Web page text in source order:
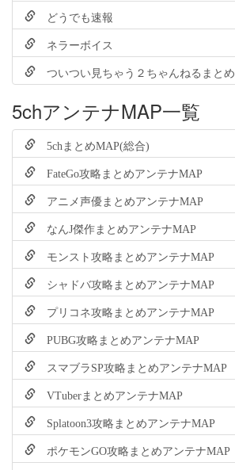
どうでも速報
ネラーボイス
ついつい見ちゃう２ちゃんねるまとめ
5chアンテナMAP一覧
5chまとめMAP(総合)
FateGo攻略まとめアンテナMAP
アニメ声優まとめアンテナMAP
なんJ傑作まとめアンテナMAP
モンスト攻略まとめアンテナMAP
シャドバ攻略まとめアンテナMAP
プリコネ攻略まとめアンテナMAP
PUBG攻略まとめアンテナMAP
スマブラSP攻略まとめアンテナMAP
VTuberまとめアンテナMAP
Splatoon3攻略まとめアンテナMAP
ポケモンGO攻略まとめアンテナMAP